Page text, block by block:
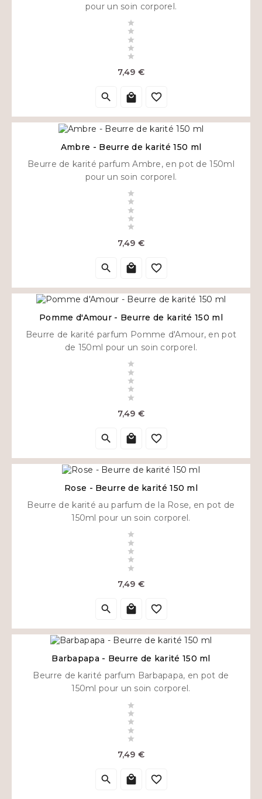
pour un soin corporel.





7,49 €Prix
  
Ambre - Beurre de karité 150 ml
Beurre de karité parfum Ambre, en pot de 150ml
pour un soin corporel.





7,49 €Prix
  
Pomme d'Amour - Beurre de karité 150 ml
Beurre de karité parfum Pomme d'Amour, en pot
de 150ml pour un soin corporel.





7,49 €Prix
  
Rose - Beurre de karité 150 ml
Beurre de karité au parfum de la Rose, en pot de
150ml pour un soin corporel.





7,49 €Prix
  
Barbapapa - Beurre de karité 150 ml
Beurre de karité parfum Barbapapa, en pot de
150ml pour un soin corporel.





7,49 €Prix
  